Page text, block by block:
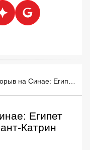
Египет
Катрин